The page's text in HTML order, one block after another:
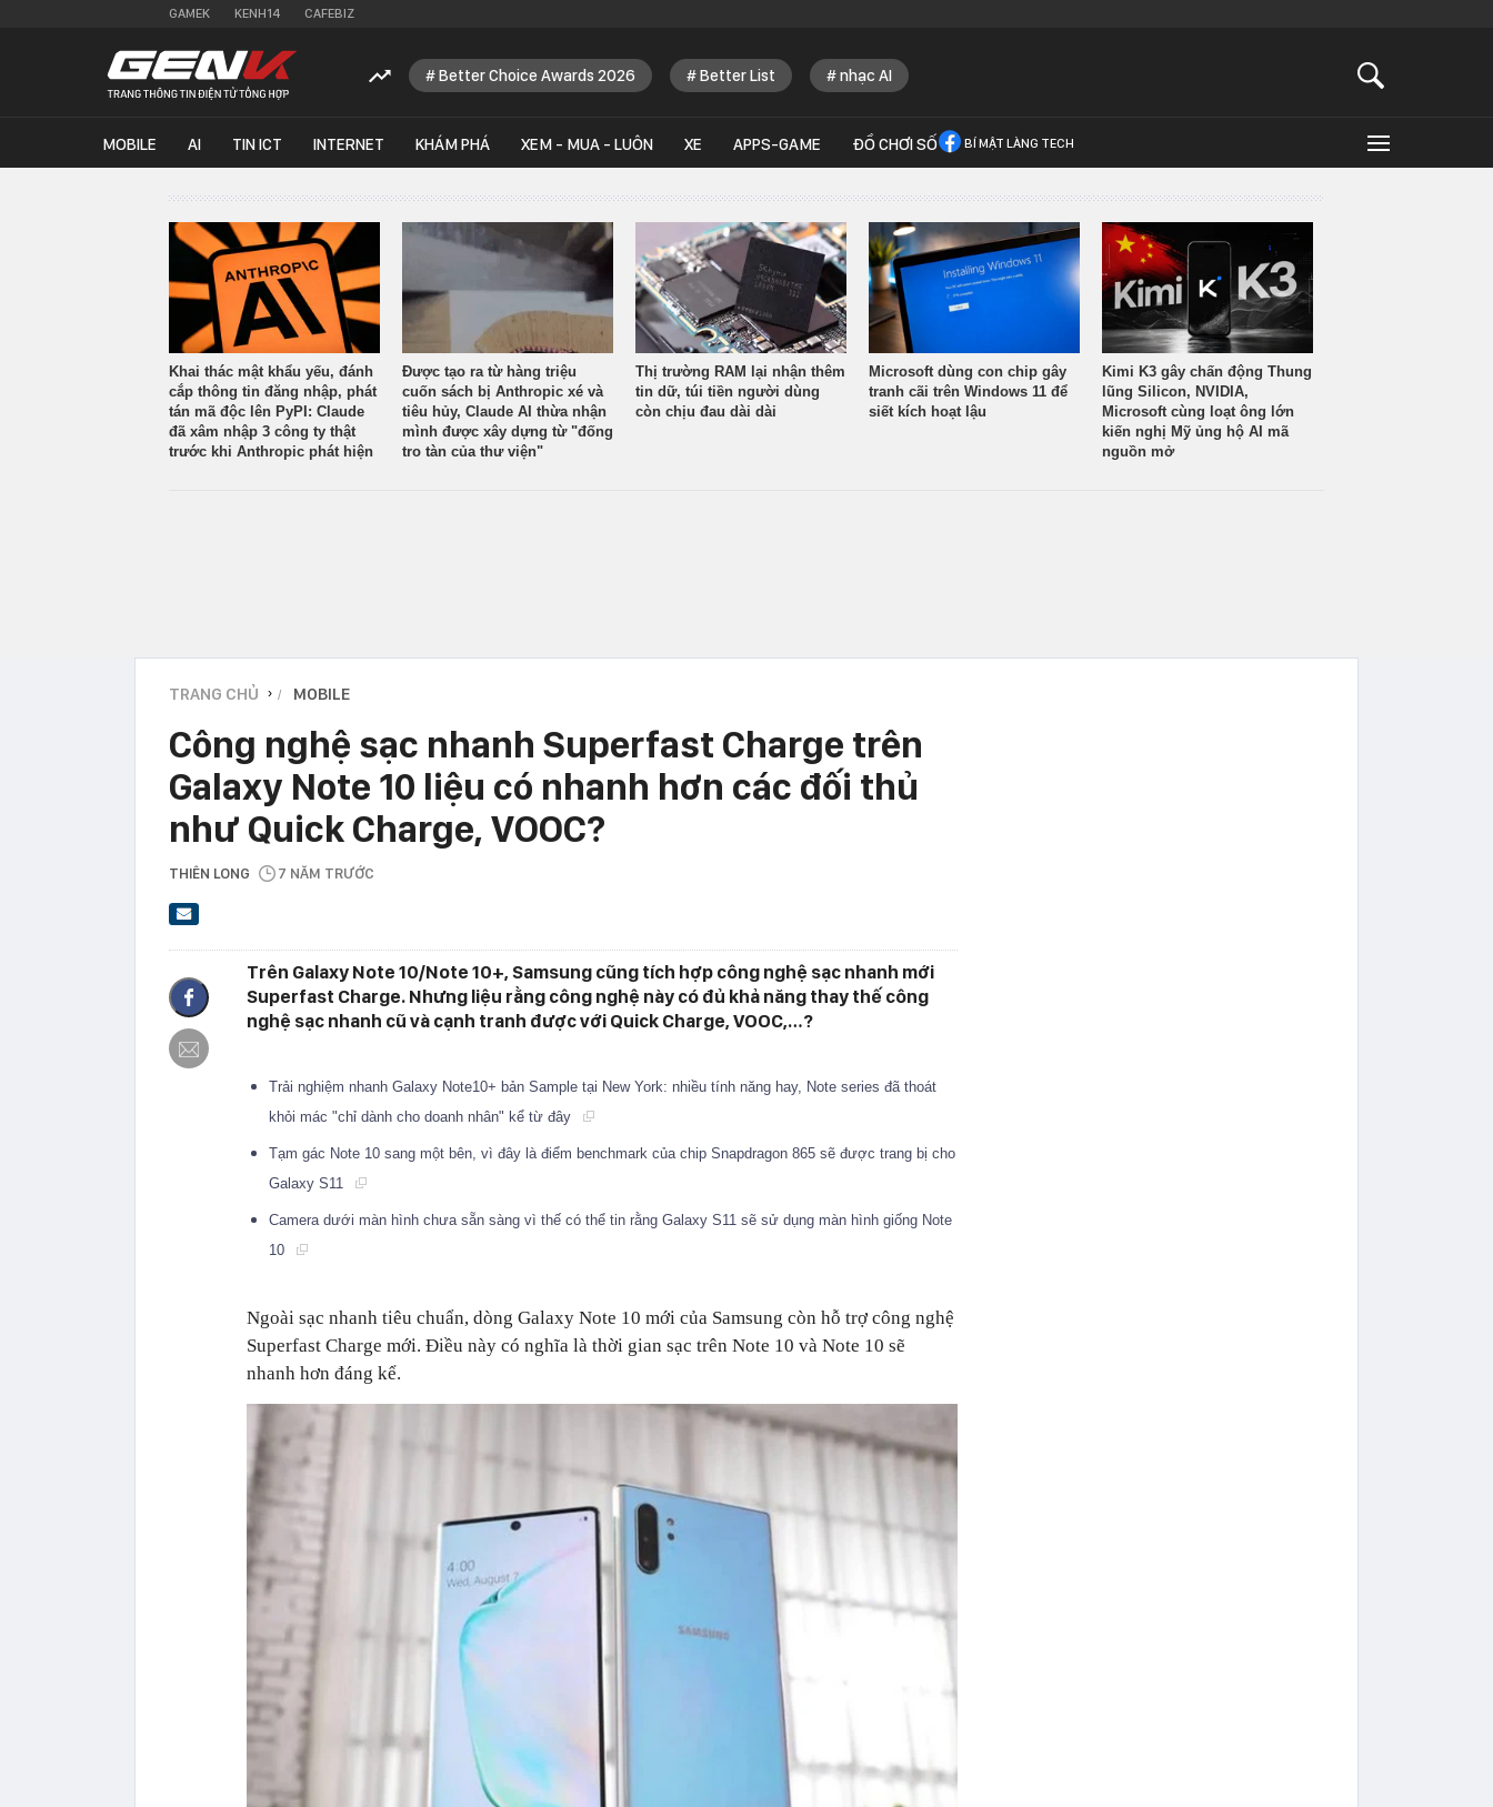
GAMEK KENH14 CAFEBIZ
Better Choice Awards 2026 Better List nhạc AI
MOBILE AI TIN ICT INTERNET KHÁM PHÁ XEM - MUA - LUÔN XE APPS-GAME ĐỒ CHƠI SỐ BÍ MẬT LÀNG TECH
Khai thác mật khẩu yếu, đánh
cắp thông tin đăng nhập, phát
tán mã độc lên PyPI: Claude
đã xâm nhập 3 công ty thật
trước khi Anthropic phát hiện
Được tạo ra từ hàng triệu
cuốn sách bị Anthropic xé và
tiêu hủy, Claude AI thừa nhận
mình được xây dựng từ "đống
tro tàn của thư viện"
Thị trường RAM lại nhận thêm
tin dữ, túi tiền người dùng
còn chịu đau dài dài
Microsoft dùng con chip gây
tranh cãi trên Windows 11 để
siết kích hoạt lậu
Kimi K3 gây chấn động Thung
lũng Silicon, NVIDIA,
Microsoft cùng loạt ông lớn
kiến nghị Mỹ ủng hộ AI mã
nguồn mở
TRANG CHỦ › MOBILE
Công nghệ sạc nhanh Superfast Charge trên
Galaxy Note 10 liệu có nhanh hơn các đối thủ
như Quick Charge, VOOC?
THIÊN LONG 7 NĂM TRƯỚC
Trên Galaxy Note 10/Note 10+, Samsung cũng tích hợp công nghệ sạc nhanh mới
Superfast Charge. Nhưng liệu rằng công nghệ này có đủ khả năng thay thế công
nghệ sạc nhanh cũ và cạnh tranh được với Quick Charge, VOOC,…?
Trải nghiệm nhanh Galaxy Note10+ bản Sample tại New York: nhiều tính năng hay, Note series đã thoát
khỏi mác "chỉ dành cho doanh nhân" kể từ đây
Tạm gác Note 10 sang một bên, vì đây là điểm benchmark của chip Snapdragon 865 sẽ được trang bị cho
Galaxy S11
Camera dưới màn hình chưa sẵn sàng vì thế có thể tin rằng Galaxy S11 sẽ sử dụng màn hình giống Note
10
Ngoài sạc nhanh tiêu chuẩn, dòng Galaxy Note 10 mới của Samsung còn hỗ trợ công nghệ
Superfast Charge mới. Điều này có nghĩa là thời gian sạc trên Note 10 và Note 10 sẽ
nhanh hơn đáng kể.